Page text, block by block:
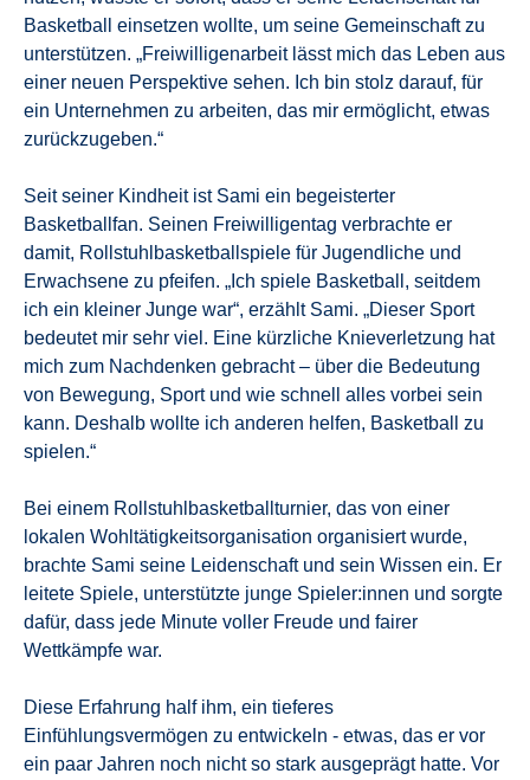
Basketball einsetzen wollte, um seine Gemeinschaft zu
unterstützen. „Freiwilligenarbeit lässt mich das Leben aus
einer neuen Perspektive sehen. Ich bin stolz darauf, für
ein Unternehmen zu arbeiten, das mir ermöglicht, etwas
zurückzugeben.“
Seit seiner Kindheit ist Sami ein begeisterter
Basketballfan. Seinen Freiwilligentag verbrachte er
damit, Rollstuhlbasketballspiele für Jugendliche und
Erwachsene zu pfeifen. „Ich spiele Basketball, seitdem
ich ein kleiner Junge war“, erzählt Sami. „Dieser Sport
bedeutet mir sehr viel. Eine kürzliche Knieverletzung hat
mich zum Nachdenken gebracht – über die Bedeutung
von Bewegung, Sport und wie schnell alles vorbei sein
kann. Deshalb wollte ich anderen helfen, Basketball zu
spielen.“
Bei einem Rollstuhlbasketballturnier, das von einer
lokalen Wohltätigkeitsorganisation organisiert wurde,
brachte Sami seine Leidenschaft und sein Wissen ein. Er
leitete Spiele, unterstützte junge Spieler:innen und sorgte
dafür, dass jede Minute voller Freude und fairer
Wettkämpfe war.
Diese Erfahrung half ihm, ein tieferes
Einfühlungsvermögen zu entwickeln - etwas, das er vor
ein paar Jahren noch nicht so stark ausgeprägt hatte. Vor